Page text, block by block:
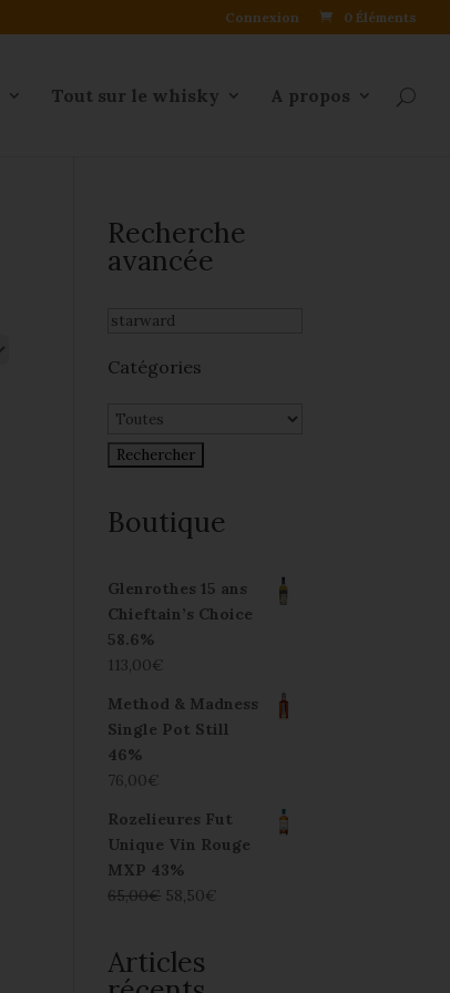
Connexion 0 Éléments
Tout sur le whisky A propos
Recherche
avancée
Catégories
Boutique
Glenrothes 15 ans
Chieftain’s Choice
58.6%
113,00€
Method & Madness
Single Pot Still
46%
76,00€
Rozelieures Fut
Unique Vin Rouge
MXP 43%
65,00€ 58,50€
Articles